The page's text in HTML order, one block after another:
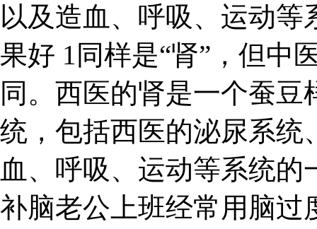
以及造血、呼吸、运动
果好 1同样是“肾”，但中
同。西医的肾是一个蚕
统，包括西医的泌尿系统
血、呼吸、运动等系统
补脑老公上班经常用脑过